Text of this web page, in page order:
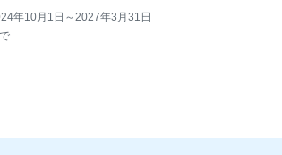
年10月1日～2027年3月31日